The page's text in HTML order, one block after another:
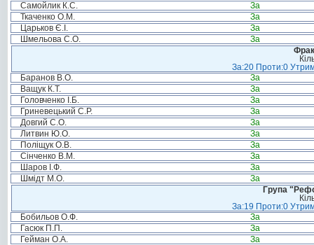
Самойлик К.С.
За
Ткаченко О.М.
За
Царьков Є.І.
За
Шмельова С.О.
За
За:20 Проти:0
Баранов В.О.
За
Ващук К.Т.
За
Головченко І.Б.
За
Гриневецький С.Р.
За
Довгий С.О.
За
Литвин Ю.О.
За
Поліщук О.В.
За
Сінченко В.М.
За
Шаров І.Ф.
За
Шмідт М.О.
За
Група
За:19 Проти:0
Бобильов О.Ф.
За
Гасюк П.П.
За
Гейман О.А.
За